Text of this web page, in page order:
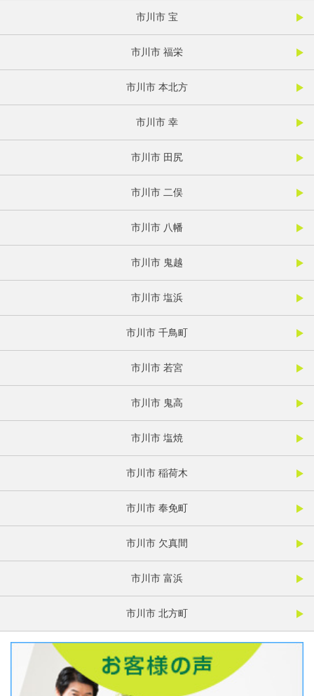
市川市 宝
市川市 福栄
市川市 本北方
市川市 幸
市川市 田尻
市川市 二俣
市川市 八幡
市川市 鬼越
市川市 塩浜
市川市 千鳥町
市川市 若宮
市川市 鬼高
市川市 塩焼
市川市 稲荷木
市川市 奉免町
市川市 欠真間
市川市 富浜
市川市 北方町